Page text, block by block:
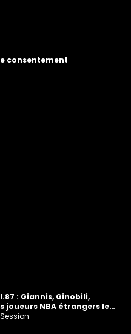
consentement
: Giannis, Ginobili,
joueurs NBA étrangers les